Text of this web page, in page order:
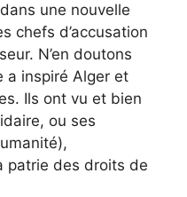
une nouvelle
chefs d’accusation
N’en doutons
a inspiré Alger et
Ils ont vu et bien
ou ses
patrie des droits de